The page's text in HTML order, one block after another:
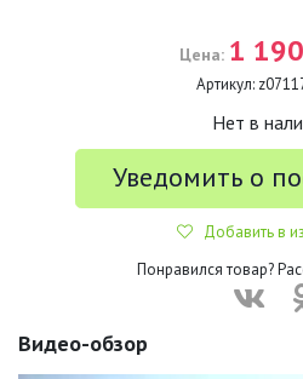
Цена: 1
Артикул:
Нет в
Уведомить о
Добавить в
Понравился товар?
Видео-обзор